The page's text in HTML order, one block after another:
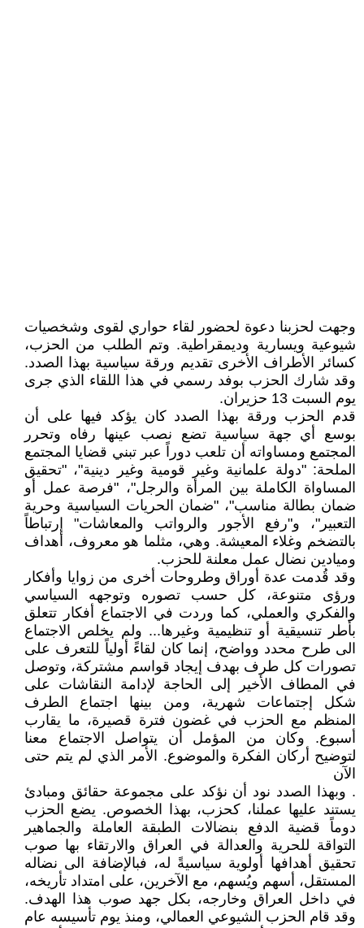
وجهت لحزبنا دعوة لحضور لقاء حواري لقوى وشخصيات
شيوعية ويسارية وديمقراطية. وتم الطلب من الحزب،
كسائر الأطراف الأخرى تقديم ورقة سياسية بهذا الصدد.
وقد شارك الحزب بوفد رسمي في هذا اللقاء الذي جرى
يوم السبت 13 حزيران.
قدم الحزب ورقة بهذا الصدد كان يؤكد فيها على أن
بوسع أي جهة سياسية تضع نصب عينها رفاه وتحرر
المجتمع ومساواته أن تلعب دوراً عبر تبني قضايا المجتمع
الملحة: "دولة علمانية وغير قومية وغير دينية"، "تحقيق
المساواة الكاملة بين المرأة والرجل"، "فرصة عمل أو
ضمان بطالة مناسب"، "ضمان الحريات السياسية وحرية
التعبير"، و"رفع الأجور والرواتب والمعاشات" إرتباطاً
بالتضخم وغلاء المعيشة. وهي، مثلما هو معروف، أهداف
وميادين نضال عمل معلنة للحزب.
وقد قُدمت عدة أوراق وطروحات أخرى من زوايا وأفكار
ورؤى متنوعة، كل حسب تصوره وتوجهه السياسي
والفكري والعملي، كما وردت في الاجتماع أفكار تتعلق
بأطر تنسيقية أو تنظيمية وغيرها... ولم يخلص الاجتماع
الى طرح محدد وواضح، إنما كان لقاءً أولياً للتعرف على
تصورات كل طرف بهدف إيجاد قواسم مشتركة، وتوصل
في المطاف الأخير إلى الحاجة لإدامة النقاشات على
شكل إجتماعات شهرية، ومن بينها اجتماع الطرف
المنظم مع الحزب في غضون فترة قصيرة، ما يقارب
أسبوع. وكان من المؤمل أن يتواصل الاجتماع معنا
لتوضيح أركان الفكرة والموضوع. الأمر الذي لم يتم حتى
الآن
. وبهذا الصدد نود أن نؤكد على مجموعة حقائق ومبادئ
يستند عليها عملنا، كحزب، بهذا الخصوص. يضع الحزب
دوماً قضية الدفع بنضالات الطبقة العاملة والجماهير
التواقة للحرية والعدالة في العراق والارتقاء بها صوب
تحقيق أهدافها أولوية سياسيةً له، فبالإضافة الى نضاله
المستقل، أسهم ويُسهم، مع الآخرين، على امتداد تأريخه،
في داخل العراق وخارجه، بكل جهد صوب هذا الهدف.
وقد قام الحزب الشيوعي العمالي، ومنذ يوم تأسيسه عام